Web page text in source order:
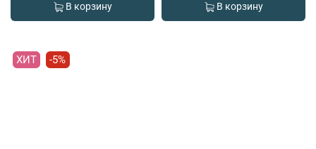
В корзину В корзину
ХИТ -5%